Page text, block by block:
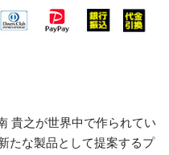
貴之が世界中で作られてい
たな製品として提案するプ